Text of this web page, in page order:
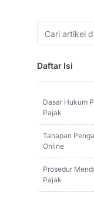
Daftar Isi
Dasar Hukum
Pajak
Tahapan
Online
Prosedur
Pajak